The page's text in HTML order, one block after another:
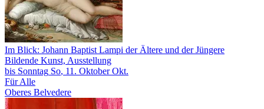
Im Blick: Johann Baptist Lampi der Ältere und der Jüngere
Bildende Kunst, Ausstellung
bis Sonntag So, 11. Oktober Okt.
Für Alle
Oberes Belvedere